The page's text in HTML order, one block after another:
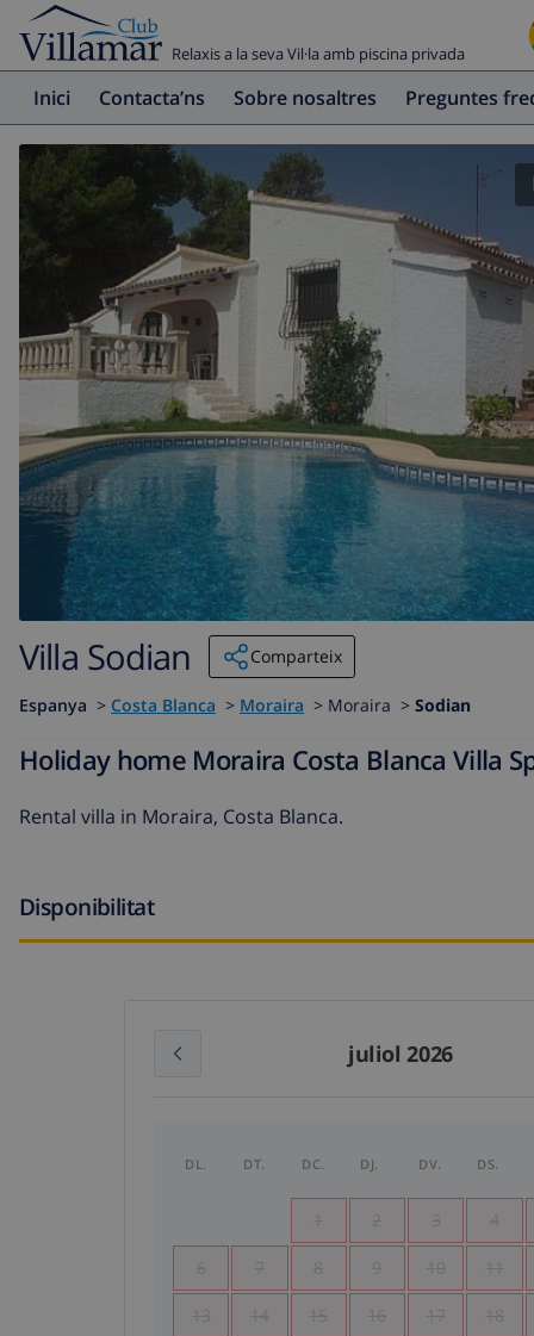
Relaxis a la seva Vil·la amb piscina privada
Inici Contacta’ns Sobre nosaltres Preguntes
Villa Sodian Comparteix
Espanya > Costa Blanca > Moraira > Moraira > Sodian
Holiday home Moraira Costa Blanca Villa
Rental villa in Moraira, Costa Blanca.
Disponibilitat
juliol 2026
DL. DT. DC. DJ. DV. DS.
1 2 3 4
6 7 8 9 10 11
13 14 15 16 17 18